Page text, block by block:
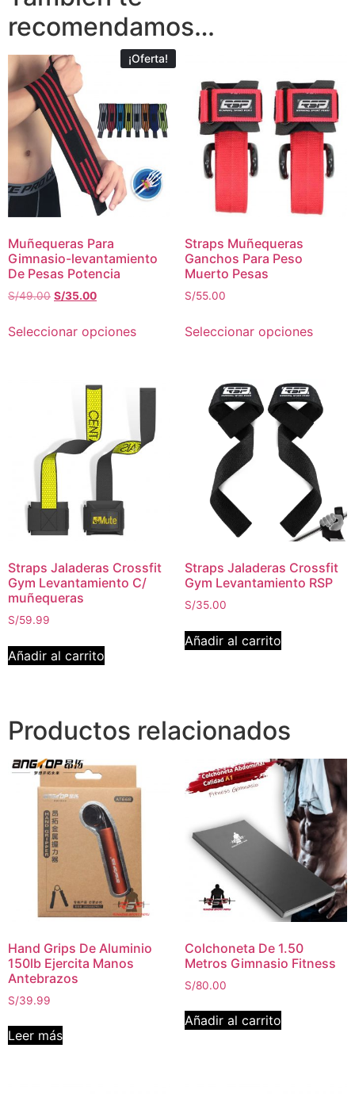
recomendamos…
¡Oferta!
Muñequeras Para
Gimnasio-levantamiento
De Pesas Potencia
S/49.00 S/35.00
Seleccionar opciones
Straps Muñequeras
Ganchos Para Peso
Muerto Pesas
S/55.00
Seleccionar opciones
Straps Jaladeras Crossfit
Gym Levantamiento C/
muñequeras
S/59.99
Añadir al carrito
Straps Jaladeras Crossfit
Gym Levantamiento RSP
S/35.00
Añadir al carrito
Productos relacionados
Hand Grips De Aluminio
150lb Ejercita Manos
Antebrazos
S/39.99
Leer más
Colchoneta De 1.50
Metros Gimnasio Fitness
S/80.00
Añadir al carrito